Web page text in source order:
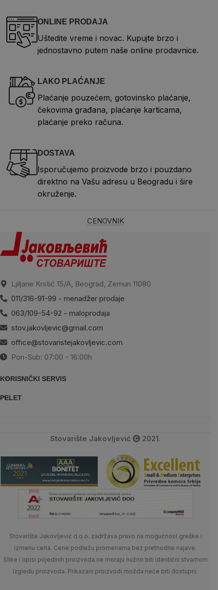
ONLINE PRODAJA
Uštedite vreme i novac. Kupujte brzo i
jednostavno putem naše online prodavnice.
LAKO PLAĆANJE
Plaćanje pouzećem, gotovinsko plaćanje,
čekovima građana, plaćanje karticama,
plaćanje preko računa.
DOSTAVA
Isporučujemo proizvode brzo i pouzdano
direktno na Vašu adresu u Beogradu i šire
okruženje.
CENOVNIK
Ljiljane Krstić 15/A, Beograd, Zemun 11080
011/316-91-99 - menadžer prodaje
063/109-54-92 - maloprodaja
stov.jakovljevic@gmail.com
office@stovaristejakovljevic.com
Pon-Sub: 07:00 - 16:00h
KORISNIČKI SERVIS
PELET
Stovarište Jakovljević 2021.
Stovarište Jakovljević d.o.o. zadržava pravo na mogućnost greške i
izmenu cena. Cene podležu promenama bez prethodne najave.
Slike i opisi pojedinih proizvoda ne moraju nužno biti identični stvarnom
izgledu proizvoda. Prikazani proizvodi možda neće biti dostupni.